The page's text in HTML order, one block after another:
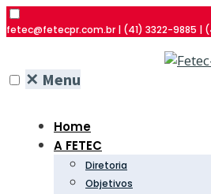
fetec@fetecpr.com.br | (41) 3322-9885 |
✕ Menu
Home
A FETEC
Diretoria
Objetivos